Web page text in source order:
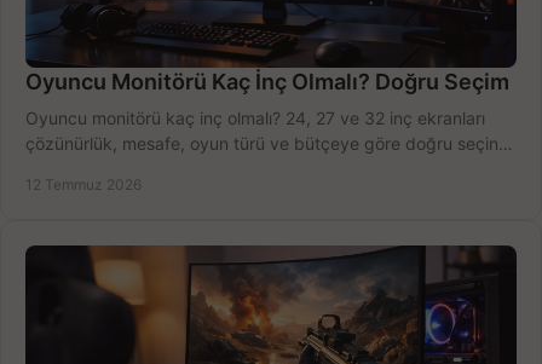
Oyuncu Monitörü Kaç İnç Olmalı? Doğru Seçim
Oyuncu monitörü kaç inç olmalı? 24, 27 ve 32 inç ekranları
çözünürlük, mesafe, oyun türü ve bütçeye göre doğru seçin,
12 Temmuz 2026